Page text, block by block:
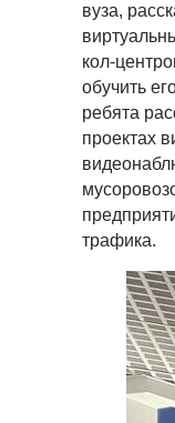
вуза,
кол-
обучить
ребята
проектах
трафика.